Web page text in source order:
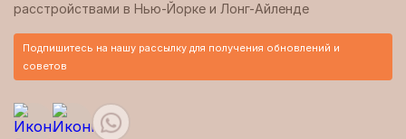
расстройствами в Нью-Йорке и Лонг-Айленде
Подпишитесь на нашу рассылку для получения обновлений и
советов